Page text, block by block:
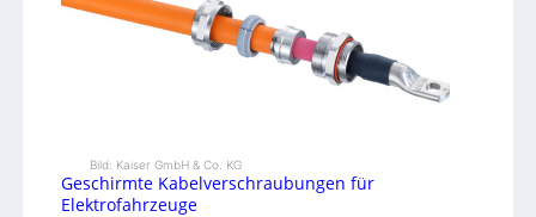
Bild: Kaiser GmbH & Co. KG
Geschirmte Kabelverschraubungen für
Elektrofahrzeuge